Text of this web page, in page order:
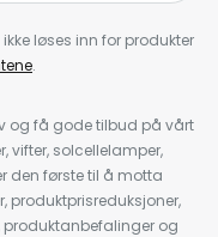
løses inn for produkter
.
og få gode tilbud på vårt
vifter, solcellelamper,
den første til å motta
produktprisreduksjoner,
og